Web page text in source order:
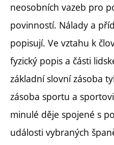
neosobních vazeb pro
povinností. Nálady a
popisují. Ve vztahu k
fyzický popis a části
základní slovní zásoba
zásoba sportu a
minulé děje spojené s
události vybraných